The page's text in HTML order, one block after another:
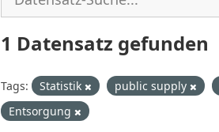
1 Datensatz gefunden
Tags: Statistik public supply
Entsorgung